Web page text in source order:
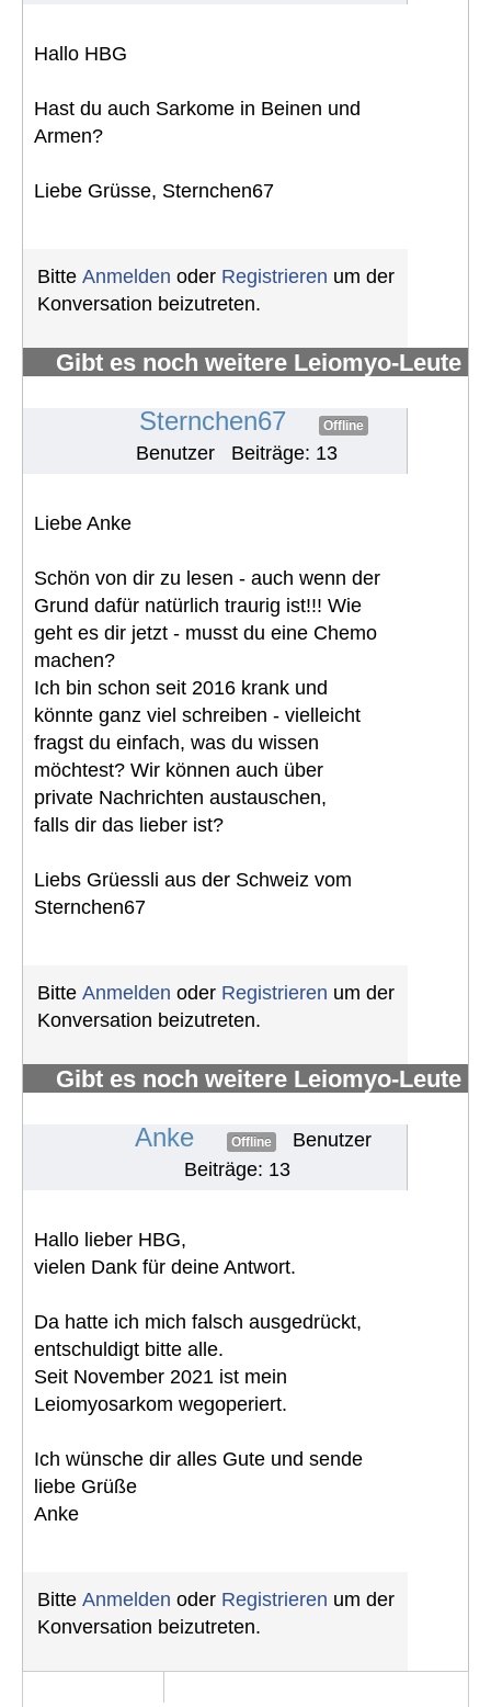
Hallo HBG
Hast du auch Sarkome in Beinen und
Armen?
Liebe Grüsse, Sternchen67
Bitte Anmelden oder Registrieren um der
Konversation beizutreten.
Gibt es noch weitere Leiomyo-Leute
Sternchen67 Offline
Benutzer Beiträge: 13
Liebe Anke
Schön von dir zu lesen - auch wenn der
Grund dafür natürlich traurig ist!!! Wie
geht es dir jetzt - musst du eine Chemo
machen?
Ich bin schon seit 2016 krank und
könnte ganz viel schreiben - vielleicht
fragst du einfach, was du wissen
möchtest? Wir können auch über
private Nachrichten austauschen,
falls dir das lieber ist?
Liebs Grüessli aus der Schweiz vom
Sternchen67
Bitte Anmelden oder Registrieren um der
Konversation beizutreten.
Gibt es noch weitere Leiomyo-Leute
Anke Offline
Benutzer
Beiträge: 13
Hallo lieber HBG,
vielen Dank für deine Antwort.
Da hatte ich mich falsch ausgedrückt,
entschuldigt bitte alle.
Seit November 2021 ist mein
Leiomyosarkom wegoperiert.
Ich wünsche dir alles Gute und sende
liebe Grüße
Anke
Bitte Anmelden oder Registrieren um der
Konversation beizutreten.